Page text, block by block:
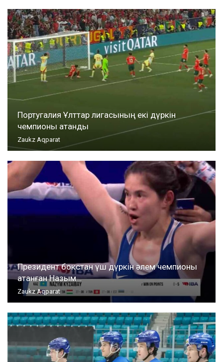
Португалия Ұлттар лигасының екі дүркін
чемпионы атанды
Zaukz Aqparat
Президент бокстан үш дүркін әлем чемпионы
атанған Назым…
Zaukz Aqparat